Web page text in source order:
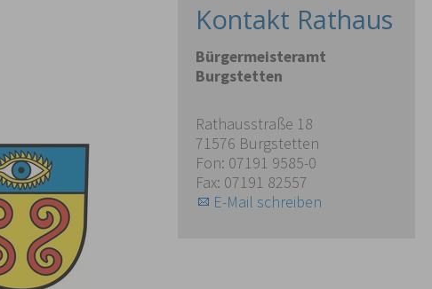
Kontakt Rathaus
Bürgermeisteramt
Burgstetten
Rathausstraße 18
71576 Burgstetten
Fon: 07191 9585-0
Fax: 07191 82557
E-Mail schreiben